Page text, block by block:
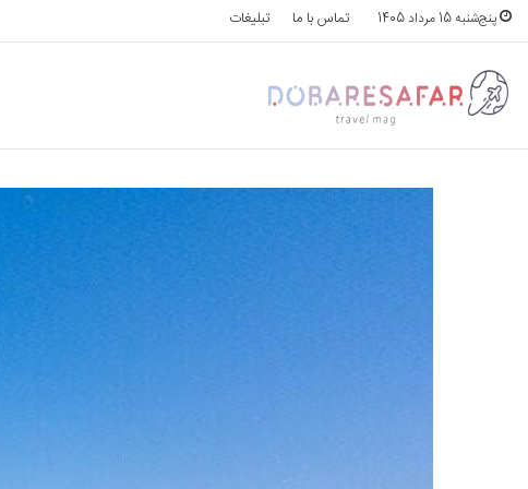
پنج‌شنبه 15 مرداد 1405 تماس با ما تبلیغات